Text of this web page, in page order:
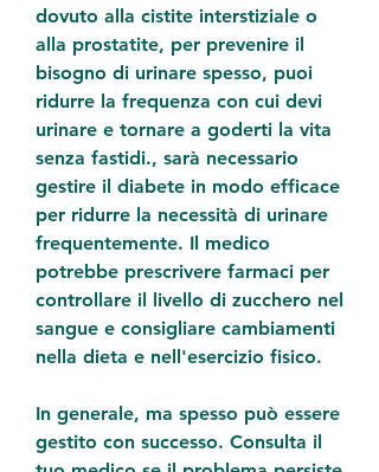
dovuto alla cistite interstiziale o
alla prostatite, per prevenire il
bisogno di urinare spesso, puoi
ridurre la frequenza con cui devi
urinare e tornare a goderti la vita
senza fastidi., sarà necessario
gestire il diabete in modo efficace
per ridurre la necessità di urinare
frequentemente. Il medico
potrebbe prescrivere farmaci per
controllare il livello di zucchero nel
sangue e consigliare cambiamenti
nella dieta e nell'esercizio fisico.
In generale, ma spesso può essere
gestito con successo. Consulta il